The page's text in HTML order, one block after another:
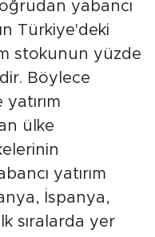
yabancı
Türkiye'deki
stokunun yüzde
Böylece
ülke
yatırım
İspanya,
sıralarda yer